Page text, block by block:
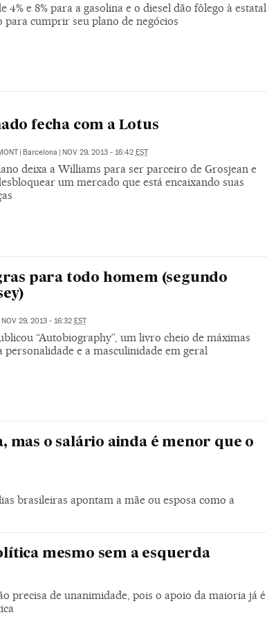
4% e 8% para a gasolina e o diesel dão fôlego à estatal
para cumprir seu plano de negócios
fecha com a Lotus
Barcelona NOV 29, 2013 - 16:42 EST
deixa a Williams para ser parceiro de Grosjean e
um mercado que está encaixando suas
para todo homem (segundo
NOV 29, 2013 - 16:32 EST
“Autobiography”, um livro cheio de máximas
personalidade e a masculinidade em geral
mas o salário ainda é menor que o
brasileiras apontam a mãe ou esposa como a
mesmo sem a esquerda
precisa de unanimidade, pois o apoio da maioria já é